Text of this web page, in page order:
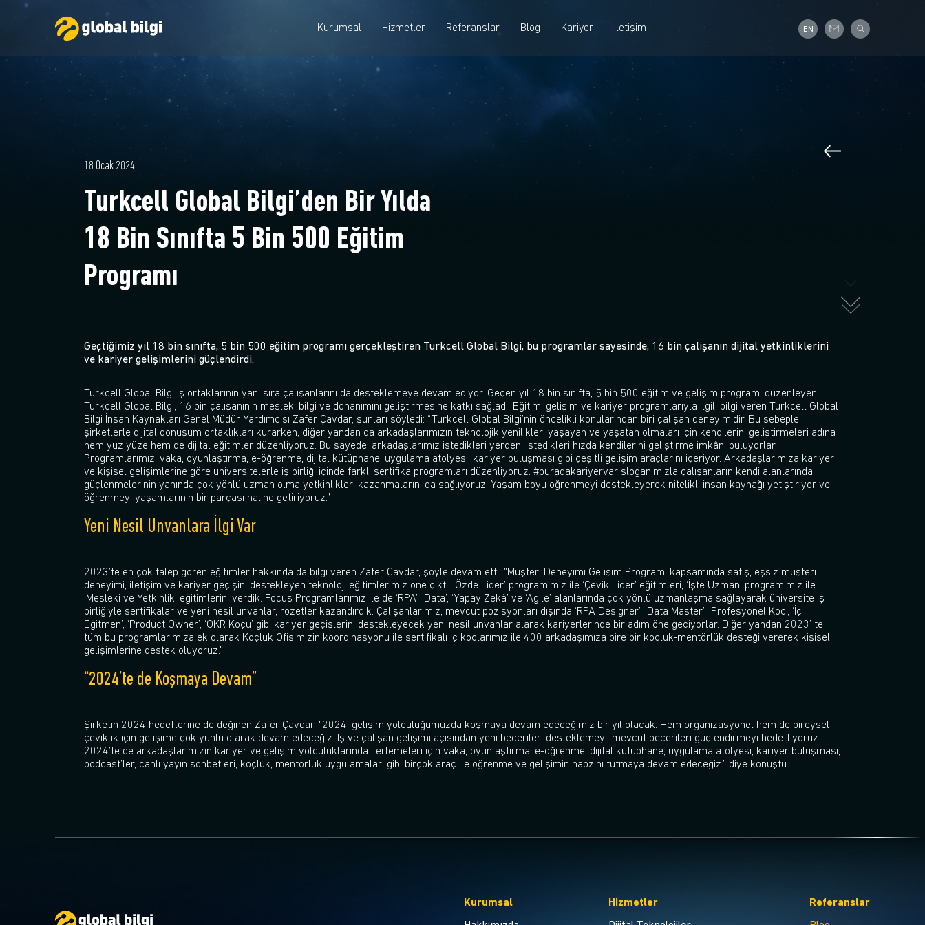
Kurumsal Hizmetler Referanslar Blog Kariyer İletişim EN
18 Ocak 2024
Turkcell Global Bilgi’den Bir Yılda
18 Bin Sınıfta 5 Bin 500 Eğitim
Programı
Geçtiğimiz yıl 18 bin sınıfta, 5 bin 500 eğitim programı gerçekleştiren Turkcell Global Bilgi, bu programlar sayesinde, 16 bin çalışanın dijital yetkinliklerini
ve kariyer gelişimlerini güçlendirdi.
Turkcell Global Bilgi iş ortaklarının yanı sıra çalışanlarını da desteklemeye devam ediyor. Geçen yıl 18 bin sınıfta, 5 bin 500 eğitim ve gelişim programı düzenleyen
Turkcell Global Bilgi, 16 bin çalışanının mesleki bilgi ve donanımını geliştirmesine katkı sağladı. Eğitim, gelişim ve kariyer programlarıyla ilgili bilgi veren Turkcell Global
Bilgi İnsan Kaynakları Genel Müdür Yardımcısı Zafer Çavdar, şunları söyledi: “Turkcell Global Bilgi’nin öncelikli konularından biri çalışan deneyimidir. Bu sebeple
şirketlerle dijital dönüşüm ortaklıkları kurarken, diğer yandan da arkadaşlarımızın teknolojik yenilikleri yaşayan ve yaşatan olmaları için kendilerini geliştirmeleri adına
hem yüz yüze hem de dijital eğitimler düzenliyoruz. Bu sayede, arkadaşlarımız istedikleri yerden, istedikleri hızda kendilerini geliştirme imkânı buluyorlar.
Programlarımız; vaka, oyunlaştırma, e-öğrenme, dijital kütüphane, uygulama atölyesi, kariyer buluşması gibi çeşitli gelişim araçlarını içeriyor. Arkadaşlarımıza kariyer
ve kişisel gelişimlerine göre üniversitelerle iş birliği içinde farklı sertifika programları düzenliyoruz. #buradakariyervar sloganımızla çalışanların kendi alanlarında
güçlenmelerinin yanında çok yönlü uzman olma yetkinlikleri kazanmalarını da sağlıyoruz. Yaşam boyu öğrenmeyi destekleyerek nitelikli insan kaynağı yetiştiriyor ve
öğrenmeyi yaşamlarının bir parçası haline getiriyoruz.”
Yeni Nesil Unvanlara İlgi Var
2023’te en çok talep gören eğitimler hakkında da bilgi veren Zafer Çavdar, şöyle devam etti: “Müşteri Deneyimi Gelişim Programı kapsamında satış, eşsiz müşteri
deneyimi, iletişim ve kariyer geçişini destekleyen teknoloji eğitimlerimiz öne çıktı. ‘Özde Lider’ programımız ile ‘Çevik Lider’ eğitimleri, ‘İşte Uzman’ programımız ile
‘Mesleki ve Yetkinlik’ eğitimlerini verdik. Focus Programlarımız ile de ‘RPA’, ‘Data’, ‘Yapay Zekâ’ ve ‘Agile’ alanlarında çok yönlü uzmanlaşma sağlayarak üniversite iş
birliğiyle sertifikalar ve yeni nesil unvanlar, rozetler kazandırdık. Çalışanlarımız, mevcut pozisyonları dışında ‘RPA Designer’, ‘Data Master’, ‘Profesyonel Koç’, ‘İç
Eğitmen’, ‘Product Owner’, ‘OKR Koçu’ gibi kariyer geçişlerini destekleyecek yeni nesil unvanlar alarak kariyerlerinde bir adım öne geçiyorlar. Diğer yandan 2023’ te
tüm bu programlarımıza ek olarak Koçluk Ofisimizin koordinasyonu ile sertifikalı iç koçlarımız ile 400 arkadaşımıza bire bir koçluk-mentörlük desteği vererek kişisel
gelişimlerine destek oluyoruz.”
“2024’te de Koşmaya Devam”
Şirketin 2024 hedeflerine de değinen Zafer Çavdar, “2024, gelişim yolculuğumuzda koşmaya devam edeceğimiz bir yıl olacak. Hem organizasyonel hem de bireysel
çeviklik için gelişime çok yünlü olarak devam edeceğiz. İş ve çalışan gelişimi açısından yeni becerileri desteklemeyi, mevcut becerileri güçlendirmeyi hedefliyoruz.
2024’te de arkadaşlarımızın kariyer ve gelişim yolculuklarında ilerlemeleri için vaka, oyunlaştırma, e-öğrenme, dijital kütüphane, uygulama atölyesi, kariyer buluşması,
podcast’ler, canlı yayın sohbetleri, koçluk, mentorluk uygulamaları gibi birçok araç ile öğrenme ve gelişimin nabzını tutmaya devam edeceğiz.” diye konuştu.
Kurumsal Hizmetler Referanslar